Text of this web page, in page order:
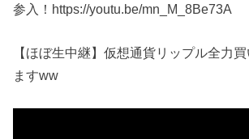
参入！https://youtu.be/mn_M_8Be73A
【ほぼ生中継】仮想通貨リップル全力
ますww